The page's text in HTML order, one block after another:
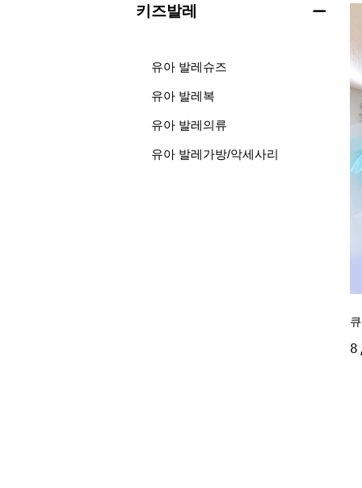
키즈발레
유아 발레슈즈
유아 발레복
유아 발레의류
유아 발레가방/악세사리